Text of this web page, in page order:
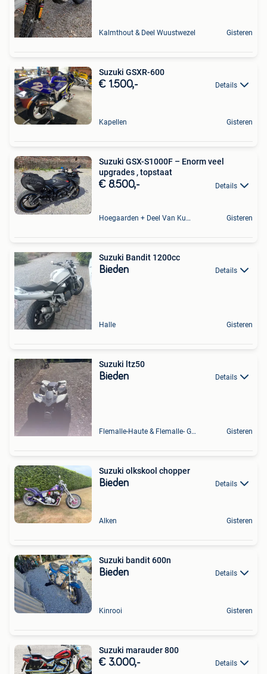
Kalmthout & Deel Wuustwezel Gisteren
Suzuki GSXR-600
€ 1.500,- Details
Kapellen Gisteren
Suzuki GSX-S1000F – Enorm veel
upgrades , topstaat
€ 8.500,- Details
Hoegaarden + Deel Van Kumtich + Deel Van Tienen Gisteren
Suzuki Bandit 1200cc
Bieden Details
Halle Gisteren
Suzuki ltz50
Bieden Details
Flemalle-Haute & Flemalle- Grande & Partie Awirs Gisteren
Suzuki olkskool chopper
Bieden Details
Alken Gisteren
Suzuki bandit 600n
Bieden Details
Kinrooi Gisteren
Suzuki marauder 800
€ 3.000,- Details